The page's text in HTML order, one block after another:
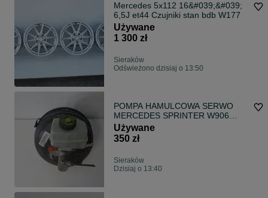
Mercedes 5x112 16&#039;&#039;
6,5J et44 Czujniki stan bdb W177
Używane
1 300 zł
Sieraków
Odświeżono dzisiaj o 13:50
POMPA HAMULCOWA SERWO
MERCEDES SPRINTER W906
2006-2019
Używane
350 zł
Sieraków
Dzisiaj o 13:40